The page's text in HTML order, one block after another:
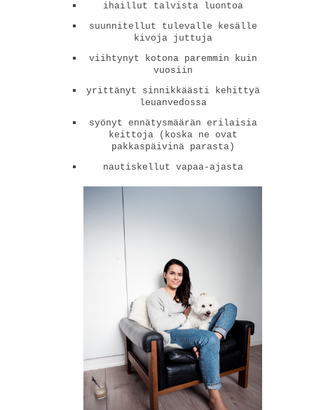
ihaillut talvista luontoa
suunnitellut tulevalle kesälle
kivoja juttuja
viihtynyt kotona paremmin kuin
vuosiin
yrittänyt sinnikkäästi kehittyä
leuanvedossa
syönyt ennätysmäärän erilaisia
keittoja (koska ne ovat
pakkaspäivinä parasta)
nautiskellut vapaa-ajasta